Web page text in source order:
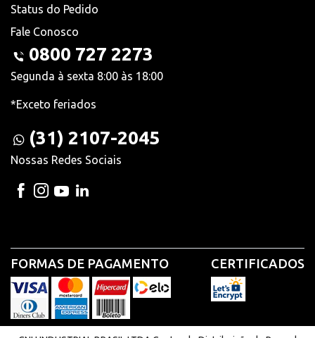
Status do Pedido
Fale Conosco
0800 727 2273
Segunda à sexta 8:00 às 18:00
*Exceto feriados
(31) 2107-2045
Nossas Redes Sociais
FORMAS DE PAGAMENTO CERTIFICADOS